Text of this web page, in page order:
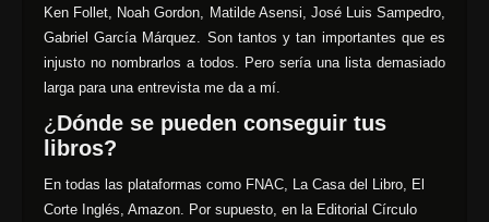
Ken Follet, Noah Gordon, Matilde Asensi, José Luis Sampedro,
Gabriel García Márquez. Son tantos y tan importantes que es
injusto no nombrarlos a todos. Pero sería una lista demasiado
larga para una entrevista me da a mí.
¿ Dónde se pueden conseguir tus
libros?
En todas las plataformas como FNAC, La Casa del Libro, El
Corte Inglés, Amazon. Por supuesto, en la Editorial Círculo